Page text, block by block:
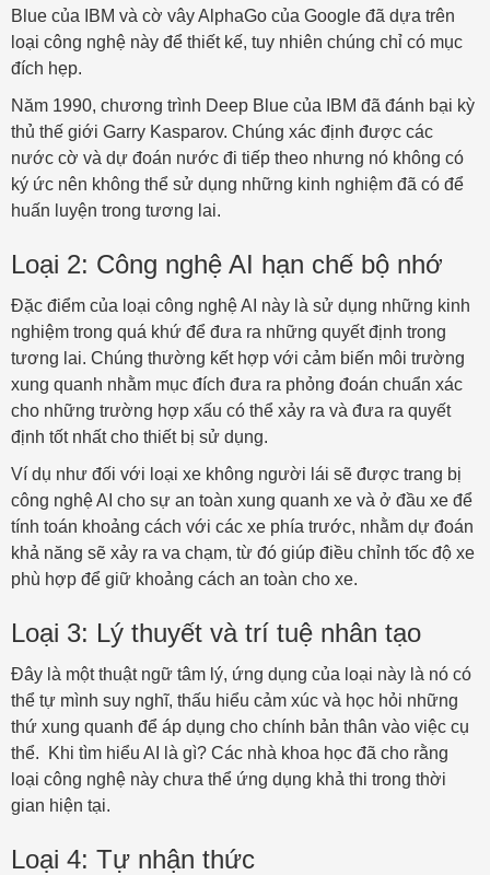
Blue của IBM và cờ vây AlphaGo của Google đã dựa trên
loại công nghệ này để thiết kế, tuy nhiên chúng chỉ có mục
đích hẹp.
Năm 1990, chương trình Deep Blue của IBM đã đánh bại kỳ
thủ thế giới Garry Kasparov. Chúng xác định được các
nước cờ và dự đoán nước đi tiếp theo nhưng nó không có
ký ức nên không thể sử dụng những kinh nghiệm đã có để
huấn luyện trong tương lai.
Loại 2: Công nghệ AI hạn chế bộ nhớ
Đặc điểm của loại công nghệ AI này là sử dụng những kinh
nghiệm trong quá khứ để đưa ra những quyết định trong
tương lai. Chúng thường kết hợp với cảm biến môi trường
xung quanh nhằm mục đích đưa ra phỏng đoán chuẩn xác
cho những trường hợp xấu có thể xảy ra và đưa ra quyết
định tốt nhất cho thiết bị sử dụng.
Ví dụ như đối với loại xe không người lái sẽ được trang bị
công nghệ AI cho sự an toàn xung quanh xe và ở đầu xe để
tính toán khoảng cách với các xe phía trước, nhằm dự đoán
khả năng sẽ xảy ra va chạm, từ đó giúp điều chỉnh tốc độ xe
phù hợp để giữ khoảng cách an toàn cho xe.
Loại 3: Lý thuyết và trí tuệ nhân tạo
Đây là một thuật ngữ tâm lý, ứng dụng của loại này là nó có
thể tự mình suy nghĩ, thấu hiểu cảm xúc và học hỏi những
thứ xung quanh để áp dụng cho chính bản thân vào việc cụ
thể. Khi tìm hiểu AI là gì? Các nhà khoa học đã cho rằng
loại công nghệ này chưa thể ứng dụng khả thi trong thời
gian hiện tại.
Loại 4: Tự nhận thức